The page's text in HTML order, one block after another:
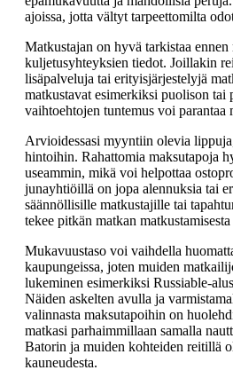
ajoissa, jotta vältyt tarpeettomilta
Matkustajan on hyvä tarkistaa ennen
kuljetusyhteyksien tiedot. Joillakin
lisäpalveluja tai erityisjärjestelyjä
matkustavat esimerkiksi puolison tai
vaihtoehtojen tuntemus voi parantaa
Arvioidessasi myyntiin olevia
hintoihin. Rahattomia maksutapoja
useammin, mikä voi helpottaa
junayhtiöillä on jopa alennuksia tai
säännöllisille matkustajille tai
tekee pitkän matkan
Mukavuustaso voi vaihdella
kaupungeissa, joten muiden
lukeminen esimerkiksi Russiable-
Näiden askelten avulla ja
valinnasta maksutapoihin on
matkasi parhaimmillaan samalla
Batorin ja muiden kohteiden reitillä
kauneudesta.